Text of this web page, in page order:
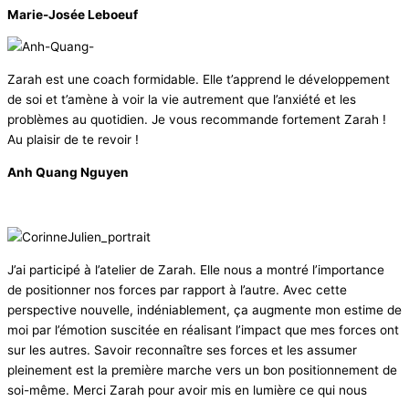
Marie-Josée Leboeuf
Zarah est une coach formidable. Elle t’apprend le développement
de soi et t’amène à voir la vie autrement que l’anxiété et les
problèmes au quotidien. Je vous recommande fortement Zarah !
Au plaisir de te revoir !
Anh Quang Nguyen
J’ai participé à l’atelier de Zarah. Elle nous a montré l’importance
de positionner nos forces par rapport à l’autre. Avec cette
perspective nouvelle, indéniablement, ça augmente mon estime de
moi par l’émotion suscitée en réalisant l’impact que mes forces ont
sur les autres. Savoir reconnaître ses forces et les assumer
pleinement est la première marche vers un bon positionnement de
soi-même. Merci Zarah pour avoir mis en lumière ce qui nous